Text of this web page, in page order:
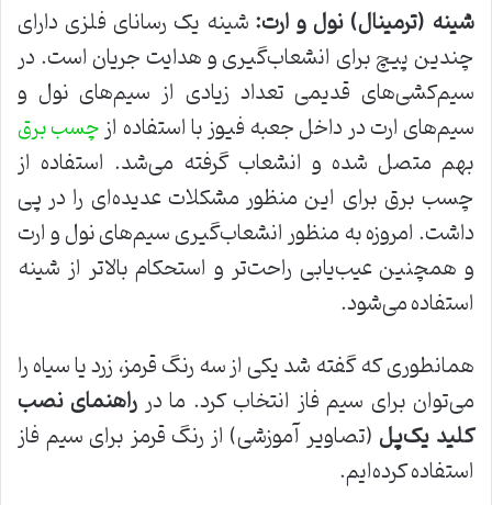
شینه (ترمینال) نول و ارت:شینه یک رسانای فلزی دارای
چندین پیچ برای انشعاب‌گیری و هدایت جریان است. در
سیم‌‌کشی‌های قدیمی تعداد زیادی از سیم‌های نول و
سیم‌های ارت در داخل جعبه فیوز با استفاده ازچسب برق
بهم متصل شده و انشعاب گرفته می‌شد. استفاده از
چسب برق برای این منظور مشکلات عدیده‌ای را در پی
داشت. امروزه به منظور انشعاب‌گیری سیم‌های نول و ارت
و همچنین عیب‌یابی راحت‌تر و استحکام بالاتر از شینه
استفاده می‌شود.
همانطوری که گفته شد یکی از سه رنگ قرمز، زرد یا سیاه را
می‌توان برای سیم فاز انتخاب کرد. ما درراهنمای نصب
کلید یکپل (تصاویر آموزشی) از رنگ قرمز برای سیم فاز
استفاده کرده‌ایم.